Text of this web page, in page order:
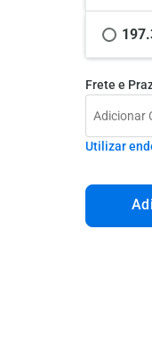
Frete e
Utilizar